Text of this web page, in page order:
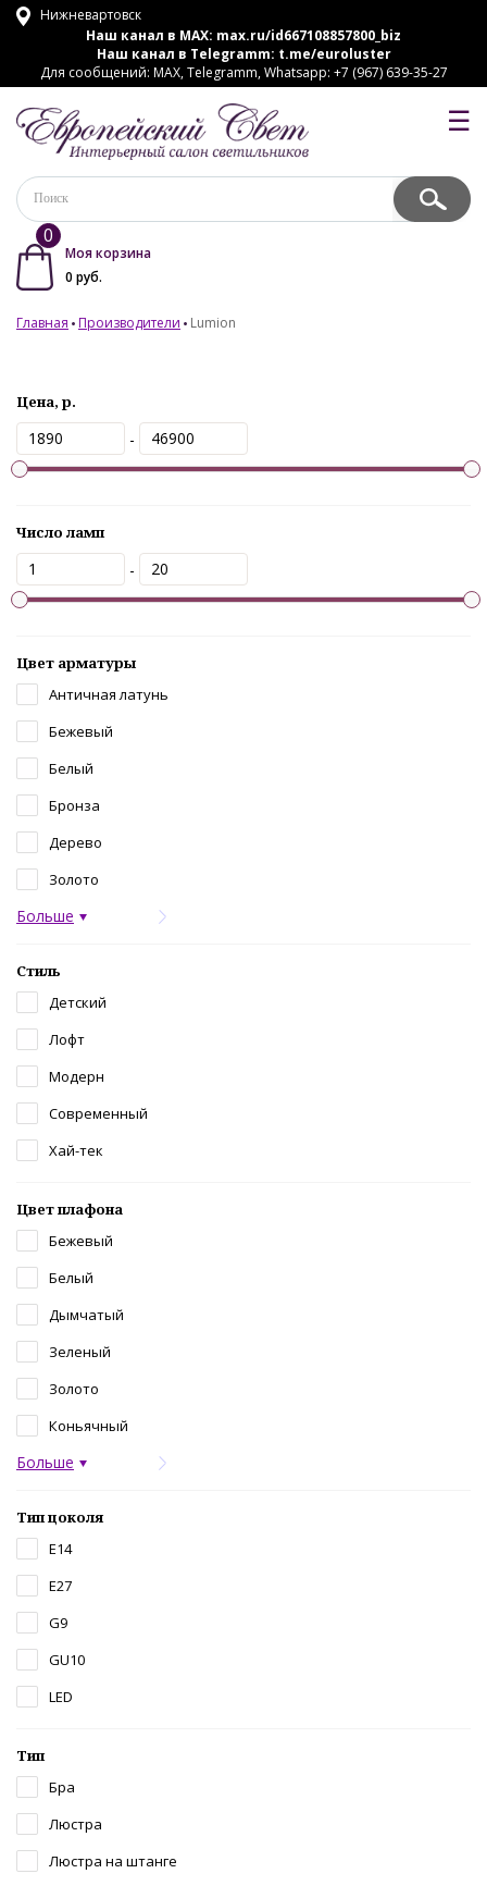
Нижневартовск
Наш канал в MAX: max.ru/id667108857800_biz
Наш канал в Telegramm: t.me/euroluster
Для сообщений: MAX, Telegramm, Whatsapp: +7 (967) 639-35-27
☰
0
Моя корзина
0 руб.
Главная Производители Lumion
Цена, р.
-
Число ламп
-
Цвет арматуры
Античная латунь
Бежевый
Белый
Бронза
Дерево
Золото
Больше
Стиль
Детский
Лофт
Модерн
Современный
Хай-тек
Цвет плафона
Бежевый
Белый
Дымчатый
Зеленый
Золото
Коньячный
Больше
Тип цоколя
E14
E27
G9
GU10
LED
Тип
Бра
Люстра
Люстра на штанге